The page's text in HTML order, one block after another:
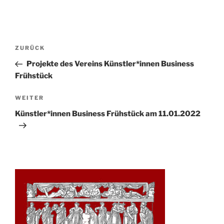
Beitrags-
Vorheriger
Beitrag
ZURÜCK
Projekte des Vereins Künstler*innen Business
Frühstück
Nächster
Beitrag
WEITER
Künstler*innen Business Frühstück am 11.01.2022